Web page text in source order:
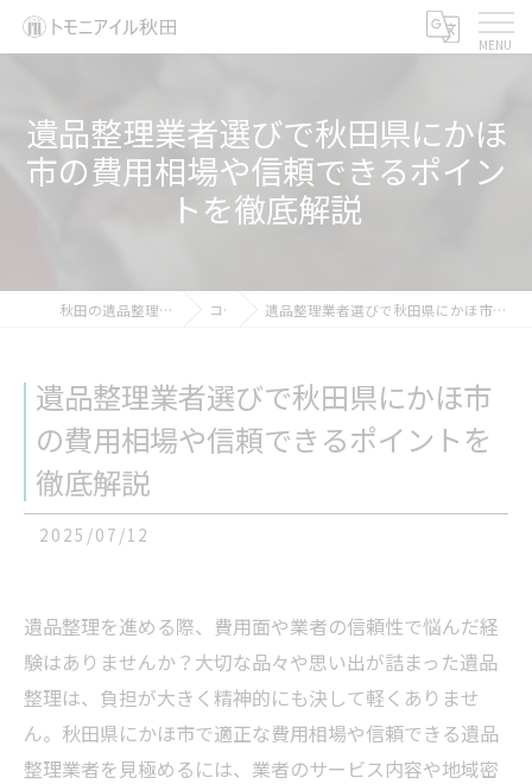
遺品整理業者選びで秋田県にかほ
市の費用相場や信頼できるポイン
トを徹底解説
秋田の遺品整理ならトモニアイル秋田 コラム 遺品整理業者選びで秋田県にかほ市の費用相場や信頼できるポイントを徹底解説
遺品整理業者選びで秋田県にかほ市
の費用相場や信頼できるポイントを
徹底解説
2025/07/12
遺品整理を進める際、費用面や業者の信頼性で悩んだ経
験はありませんか？大切な品々や思い出が詰まった遺品
整理は、負担が大きく精神的にも決して軽くありませ
ん。秋田県にかほ市で適正な費用相場や信頼できる遺品
整理業者を見極めるには、業者のサービス内容や地域密